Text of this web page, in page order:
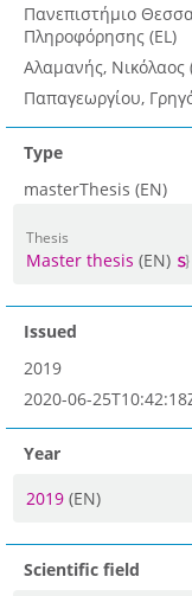
Πανεπιστήμιο
Πληροφόρησης (EL)
Αλαμανής, Νικόλαος
Παπαγεωργίου,
Type
masterThesis (EN)
Thesis
Master thesis (EN)
Issued
2019
2020-06-
Year
2019 (EN)
Scientific field